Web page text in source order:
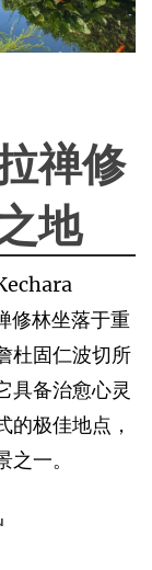
禅修
地
修林坐落于重
杜固仁波切所
具备治愈心灵
的极佳地点，
一。